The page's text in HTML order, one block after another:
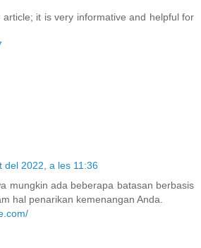
it is very informative and helpful for
del 2022, a les 11:36
mungkin ada beberapa batasan berbasis
hal penarikan kemenangan Anda.